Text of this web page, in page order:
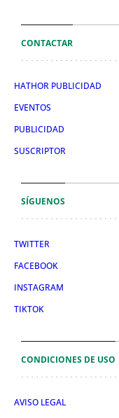
CONTACTAR
HATHOR PUBLICIDAD
EVENTOS
PUBLICIDAD
SUSCRIPTOR
SÍGUENOS
TWITTER
FACEBOOK
INSTAGRAM
TIKTOK
CONDICIONES DE USO
AVISO LEGAL